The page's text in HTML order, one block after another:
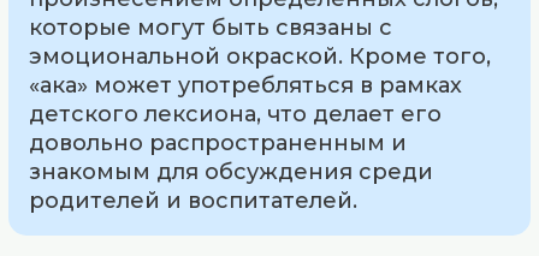
которые могут быть связаны с
эмоциональной окраской. Кроме того,
«ака» может употребляться в рамках
детского лексиона, что делает его
довольно распространенным и
знакомым для обсуждения среди
родителей и воспитателей.